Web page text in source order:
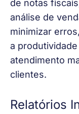
de notas
análise de
minimizar
a
atendimento
clientes.
Relatórios